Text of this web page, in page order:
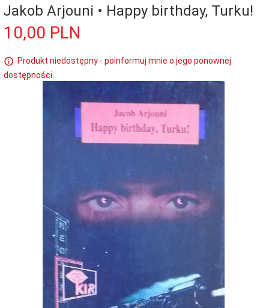
Jakob Arjouni • Happy birthday, Turku!
10,00 PLN
Produkt niedostępny - poinformuj mnie o jego ponownej
dostępności.